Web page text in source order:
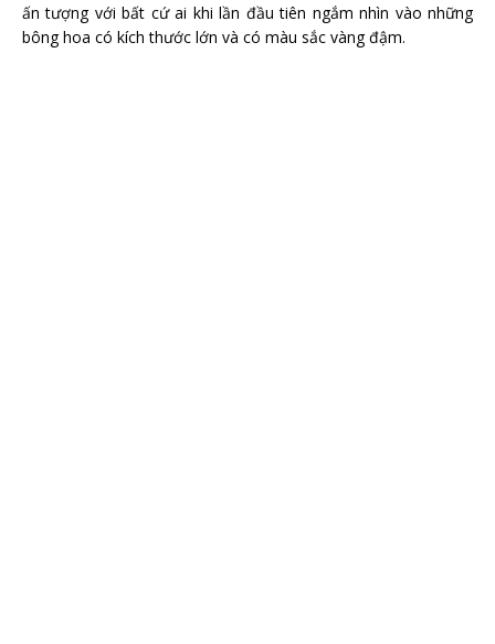
ấn tượng với bất cứ ai khi lần đầu tiên ngắm nhìn vào những
bông hoa có kích thước lớn và có màu sắc vàng đậm.